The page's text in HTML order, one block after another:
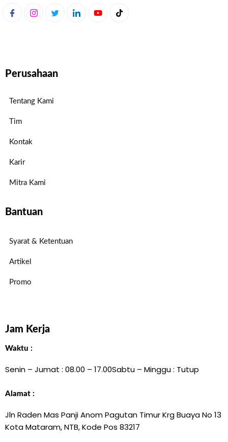
Perusahaan
Tentang Kami
Tim
Kontak
Karir
Mitra Kami
Bantuan
Syarat & Ketentuan
Artikel
Promo
Jam Kerja
Waktu :
Senin – Jumat : 08.00 – 17.00Sabtu – Minggu : Tutup
Alamat :
Jln Raden Mas Panji Anom Pagutan Timur Krg Buaya No 13
Kota Mataram, NTB, Kode Pos 83217